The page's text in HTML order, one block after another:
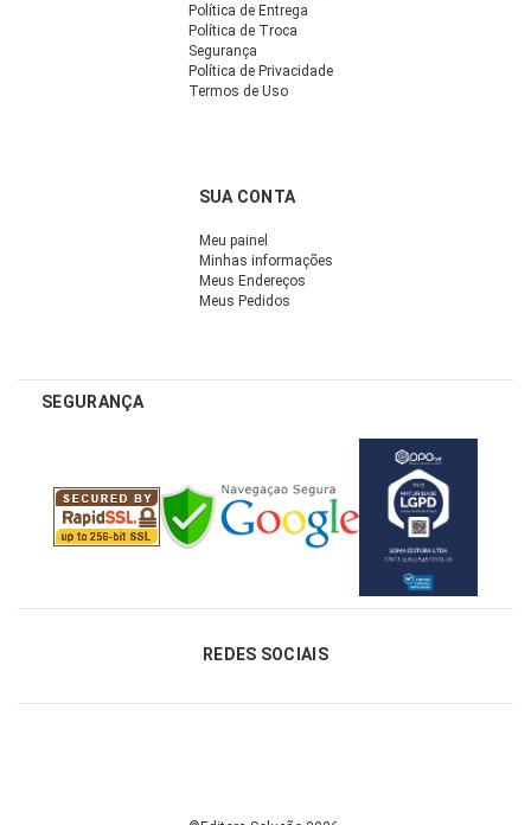
Política de Entrega
Política de Troca
Segurança
Política de Privacidade
Termos de Uso
SUA CONTA
Meu painel
Minhas informações
Meus Endereços
Meus Pedidos
SEGURANÇA
REDES SOCIAIS